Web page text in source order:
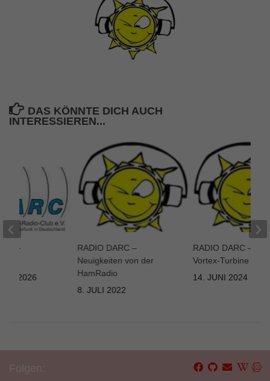
DAS KÖNNTE DICH AUCH
INTERESSIEREN...
RADIO DARC –
Neuigkeiten von der
HamRadio
8. JULI 2022
RADIO DARC –
Vortex-Turbine
14. JUNI 2024
–
2026